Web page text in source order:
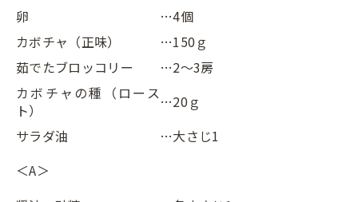
卵
…4個
カボチャ（正味）
…150ｇ
茹でたブロッコリー
…2～3房
カボチャの種（ロース
ト）
…20ｇ
サラダ油
…大さじ1
＜A＞